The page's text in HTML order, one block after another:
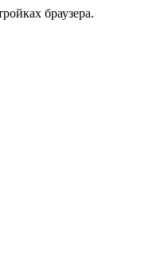
браузера.